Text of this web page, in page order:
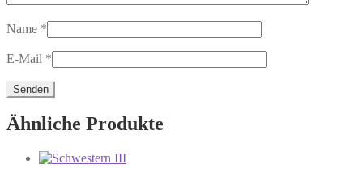
Name *
E-Mail *
Ähnliche Produkte